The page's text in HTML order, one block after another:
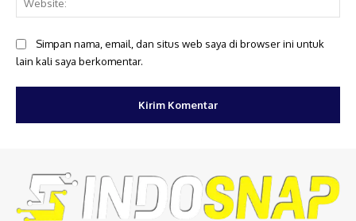
Simpan nama, email, dan situs web saya di browser ini untuk
lain kali saya berkomentar.